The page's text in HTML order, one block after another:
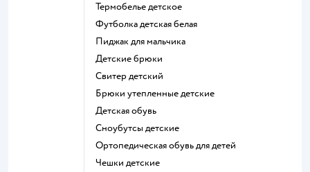
Термобелье детское
Футболка детская белая
Пиджак для мальчика
Детские брюки
Свитер детский
Брюки утепленные детские
Детская обувь
Сноубутсы детские
Ортопедическая обувь для детей
Чешки детские